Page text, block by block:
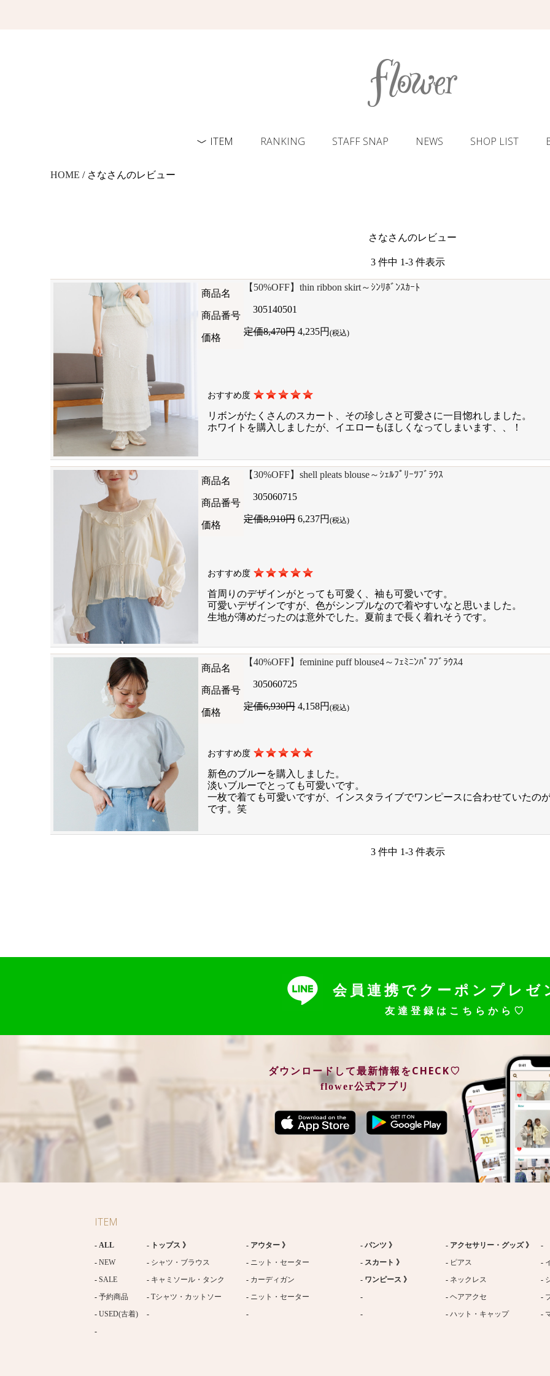
ITEM RANKING STAFF SNAP NEWS SHOP LIST
HOME / さなさんのレビュー
さなさんのレビュー
3 件中 1-3 件表示
商品名
【50%OFF】thin ribbon skirt～ｼﾝﾘﾎﾞﾝｽｶｰﾄ
商品番号
305140501
価格
定価8,470円 4,235円 (税込)
おすすめ度
リボンがたくさんのスカート、その珍しさと可愛さに一目惚れしました。
ホワイトを購入しましたが、イエローもほしくなってしまいます、、！
商品名
【30%OFF】shell pleats blouse～ｼｪﾙﾌﾟﾘｰﾂﾌﾞﾗｳｽ
商品番号
305060715
価格
定価8,910円 6,237円 (税込)
おすすめ度
首周りのデザインがとっても可愛く、袖も可愛いです。
可愛いデザインですが、色がシンプルなので着やすいなと思いました。
生地が薄めだったのは意外でした。夏前まで長く着れそうです。
商品名
【40%OFF】feminine puff blouse4～ﾌｪﾐﾆﾝﾊﾟﾌﾌﾞﾗｳｽ4
商品番号
305060725
価格
定価6,930円 4,158円 (税込)
おすすめ度
新色のブルーを購入しました。
淡いブルーでとっても可愛いです。
一枚で着ても可愛いですが、インスタライブでワンピースに合わせていたの
です。笑
3 件中 1-3 件表示
会員連携でクーポンプレゼ
友達登録はこちらから♡
ダウンロードして最新情報をCHECK♡
flower公式アプリ
ITEM
ALL トップス 》 アウター 》 パンツ 》
アクセサリー・グッズ 》
NEW
シャツ・ブラウス ニット・セーター スカート 》 ピアス
SALE
キャミソール・タンク カーディガン ワンピース 》 ネックレス
予約商品
Tシャツ・カットソー ニット・セーター ヘアアクセ
USED(古着)
ハット・キャップ